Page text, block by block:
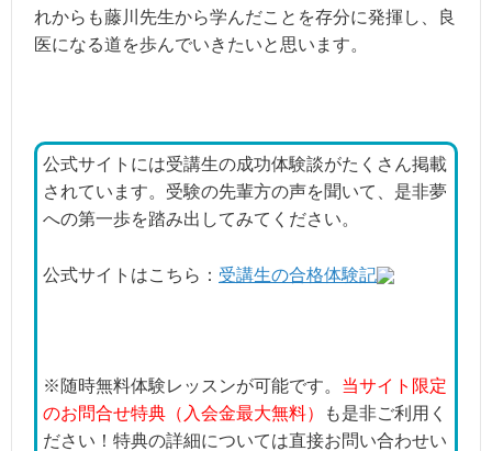
れからも藤川先生から学んだことを存分に発揮し、良
医になる道を歩んでいきたいと思います。
公式サイトには受講生の成功体験談がたくさん掲載
されています。受験の先輩方の声を聞いて、是非夢
への第一歩を踏み出してみてください。
公式サイトはこちら： 受講生の合格体験記
※随時無料体験レッスンが可能です。 当サイト限定
のお問合せ特典（入会金最大無料）
も是非ご利用く
ださい！特典の詳細については直接お問い合わせい